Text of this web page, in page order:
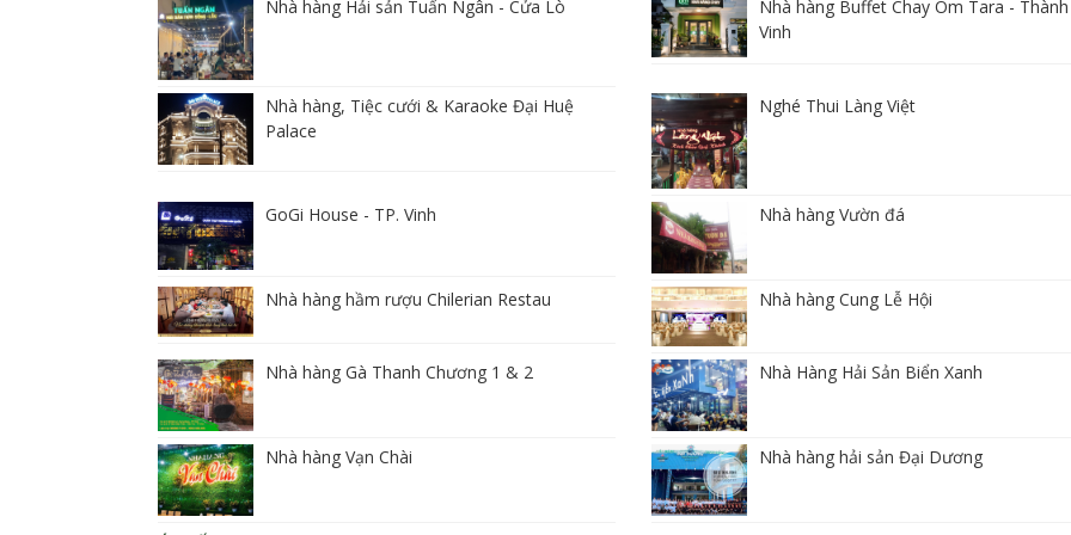
Nhà hàng Hải sản Tuấn Ngân - Cửa Lò
Nhà hàng Buffet Chay Om Tara -
Vinh
Nhà hàng, Tiệc cưới & Karaoke Đại Huệ
Palace
Nghé Thui Làng Việt
GoGi House - TP. Vinh Nhà hàng Vườn đá
Nhà hàng hầm rượu Chilerian Restau Nhà hàng Cung Lễ Hội
Nhà hàng Gà Thanh Chương 1 & 2 Nhà Hàng Hải Sản Biển Xanh
Nhà hàng Vạn Chài Nhà hàng hải sản Đại Dương